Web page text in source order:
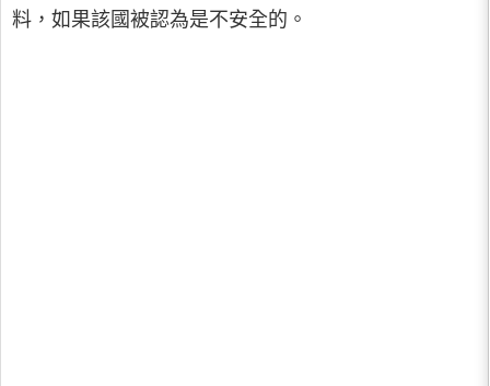
料，如果該國被認為是不安全的。